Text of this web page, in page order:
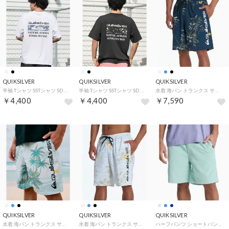
QUIKSILVER
￥4,400
QUIKSILVER
￥4,400
QUIKSILVER
水着 海パン トランクス サーフパンツ メンズ 水陸両用 【返品不可商品】 （BLK）
￥7,590
QUIKSILVER QUIKSILVER QUIKSILVER